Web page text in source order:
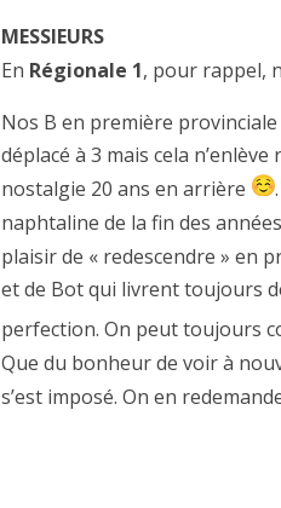
MESSIEURS
En Régionale 1, pour rappel,
Nos B en première
déplacé à 3 mais cela
nostalgie 20 ans en arrière
naphtaline de la fin des
plaisir de « redescendre » en
et de Bot qui livrent toujours
perfection. On peut toujours
Que du bonheur de voir à
s’est imposé. On en